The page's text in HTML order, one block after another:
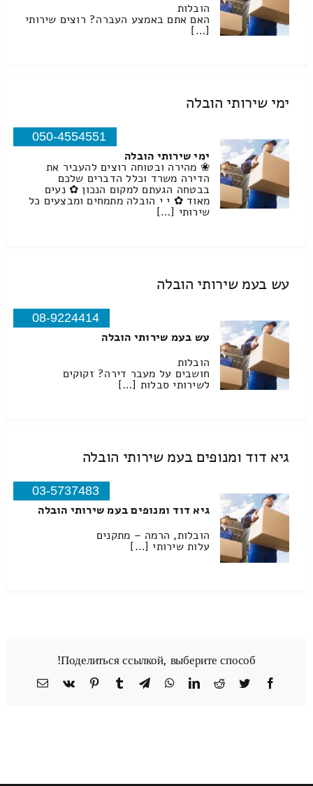
הובלות
האם אתם באמצע העברה? רוצים שירותי
[…]
ימי שירותי הובלה
050-4554551
ימי שירותי הובלה
❀ מהירה ובטוחה רוצים להעביר את
הדירה משרד וכלל הדברים שלכם
בבטחה הגעתם למקום הנכון ✿ נעים
מאוד ✿ י י הובלה מתמחים ומבצעים כל
שירותי […]
עש בעמ שירותי הובלה
08-9224414
עש בעמ שירותי הובלה
הובלות
חושבים על מעבר דירה? זקוקים
לשירותי סבלות […]
גיא דוד ומנופים בעמ שירותי הובלה
03-5737483
גיא דוד ומנופים בעמ שירותי הובלה
הובלות, הרמה – מתקנים
עלות שירותי […]
Поделиться ссылкой, выберите способ!
Facebook
Twitter
Reddit
LinkedIn
WhatsApp
Telegram
Tumblr
Pinterest
Vk
כתובת